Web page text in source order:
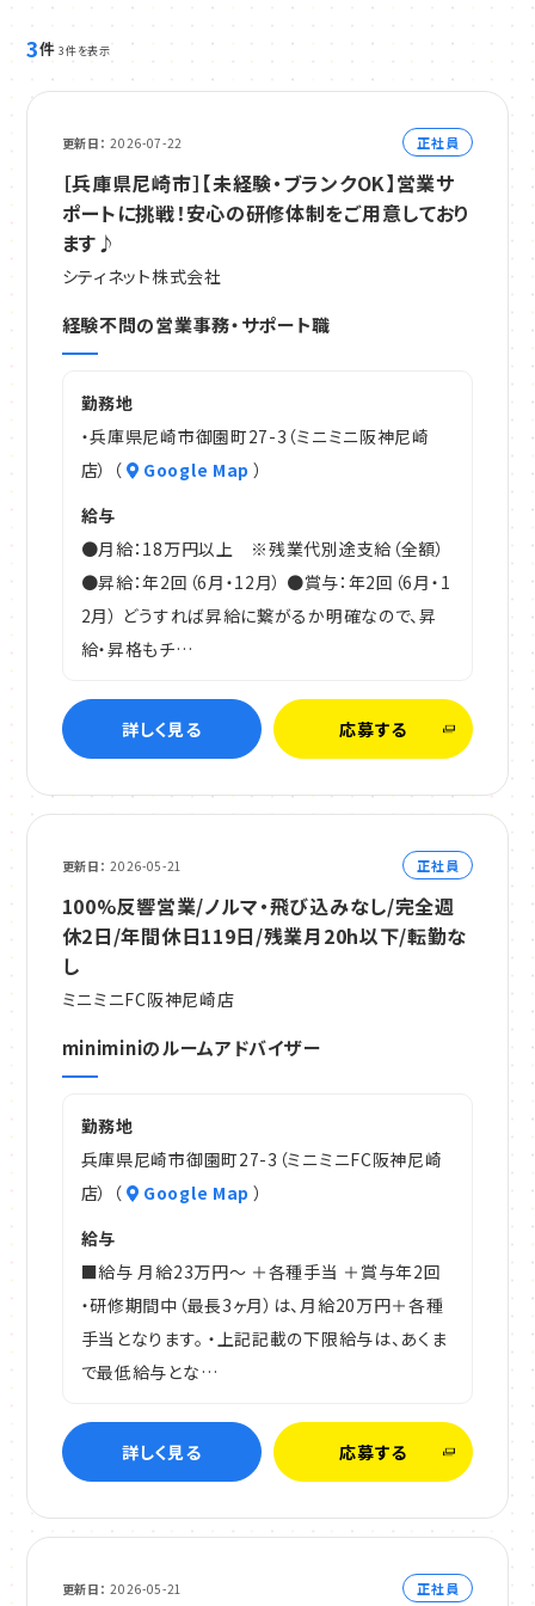
3件 3件を表示
更新日 2026-07-22 正社員
［兵庫県尼崎市］【未経験・ブランクOK】営業サ
ポートに挑戦！安心の研修体制をご用意しており
ます♪
シティネット株式会社
経験不問の営業事務・サポート職
勤務地
・兵庫県尼崎市御園町27-3（ミニミニ阪神尼崎
店） （
Google Map ）
給与
●月給：18万円以上 ※残業代別途支給（全額）
●昇給：年2回（6月・12月） ●賞与：年2回（6月・1
2月） どうすれば昇給に繋がるか明確なので、昇
給・昇格もチ…
詳しく見る 応募する
更新日 2026-05-21 正社員
100%反響営業/ノルマ・飛び込みなし/完全週
休2日/年間休日119日/残業月20h以下/転勤な
し
ミニミニFC阪神尼崎店
miniminiのルームアドバイザー
勤務地
兵庫県尼崎市御園町27-3（ミニミニFC阪神尼崎
店） （
Google Map ）
給与
■給与 月給23万円～ ＋各種手当 ＋賞与年2回
・研修期間中（最長3ヶ月）は、月給20万円＋各種
手当となります。 ・上記記載の下限給与は、あくま
で最低給与とな…
詳しく見る 応募する
更新日 2026-05-21 正社員